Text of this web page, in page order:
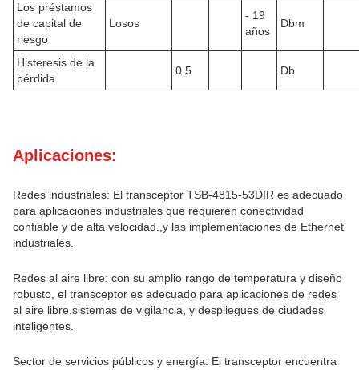
Los préstamos
de capital de
riesgo
Losos
- 19
años
Dbm
Histeresis de la
pérdida
0.5 Db
Aplicaciones:
Redes industriales: El transceptor TSB-4815-53DIR es adecuado
para aplicaciones industriales que requieren conectividad
confiable y de alta velocidad.,y las implementaciones de Ethernet
industriales.
Redes al aire libre: con su amplio rango de temperatura y diseño
robusto, el transceptor es adecuado para aplicaciones de redes
al aire libre.sistemas de vigilancia, y despliegues de ciudades
inteligentes.
Sector de servicios públicos y energía: El transceptor encuentra